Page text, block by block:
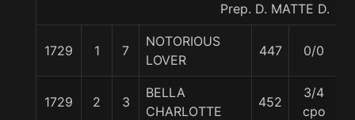
Prep. D. MATTE D.
1729 1 7
NOTORIOUS
LOVER
447 0/0
1729 2 3
BELLA
CHARLOTTE
452
3/4
cpo